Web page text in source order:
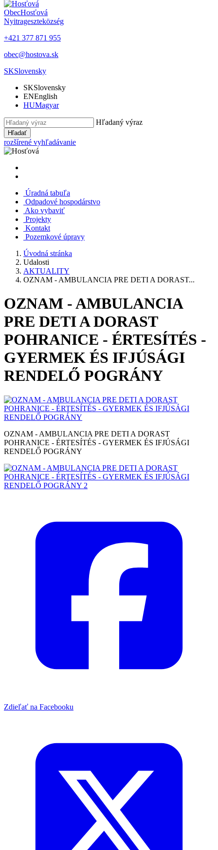
ObecHosťová
Nyitrageszteközség
+421 377 871 955
obec@hostova.sk
SKSlovensky
SKSlovensky
ENEnglish
HUMagyar
Hľadaný výraz
Hľadať
rozšírené vyhľadávanie
Úradná tabuľa
Odpadové hospodárstvo
Ako vybaviť
Projekty
Kontakt
Pozemkové úpravy
Úvodná stránka
Udalosti
AKTUALITY
OZNAM - AMBULANCIA PRE DETI A DORAST...
OZNAM - AMBULANCIA
PRE DETI A DORAST
POHRANICE - ÉRTESÍTÉS -
GYERMEK ÉS IFJÚSÁGI
RENDELŐ POGRÁNY
OZNAM - AMBULANCIA PRE DETI A DORAST
POHRANICE - ÉRTESÍTÉS - GYERMEK ÉS IFJÚSÁGI
RENDELŐ POGRÁNY
Zdieľať na Facebooku